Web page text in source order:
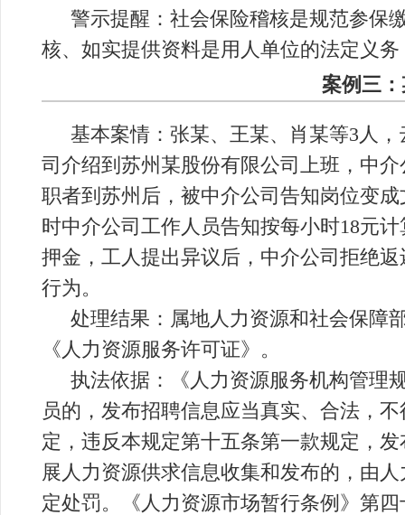
警示提醒：社会保险稽核是规范参保
核、如实提供资料是用人单位的法定义
案例三
基本案情：张某、王某、肖某等3人
司介绍到苏州某股份有限公司上班，中
职者到苏州后，被中介公司告知岗位变
时中介公司工作人员告知按每小时18元
押金，工人提出异议后，中介公司拒绝
行为。
处理结果：属地人力资源和社会保障
《人力资源服务许可证》。
执法依据：《人力资源服务机构管理
员的，发布招聘信息应当真实、合法，
定，违反本规定第十五条第一款规定，
展人力资源供求信息收集和发布的，由
定处罚。《人力资源市场暂行条例》第